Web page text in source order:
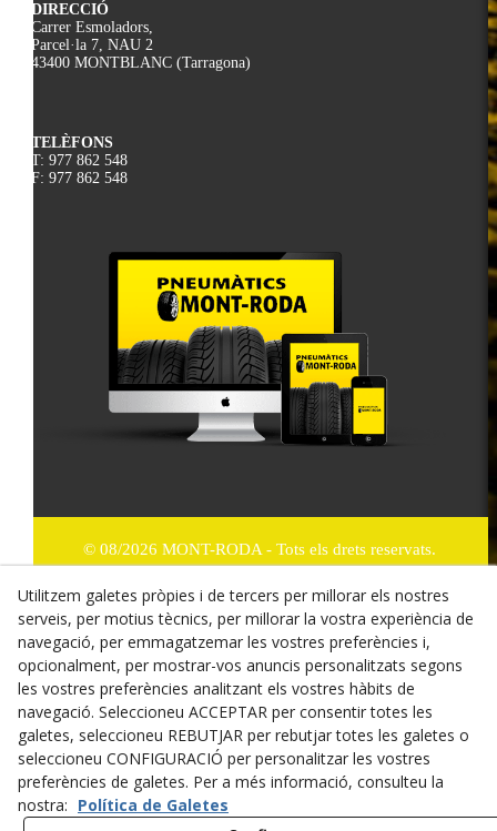
DIRECCIÓ
Carrer Esmoladors,
Parcel·la 7, NAU 2
43400 MONTBLANC (Tarragona)
TELÈFONS
T: 977 862 548
F: 977 862 548
© 08/2026 MONT-RODA - Tots els drets reservats.
Política de Privacitat
Termes i condicions de compra
Dret de desistiment
Cookies
Mapa Web
Utilitzem galetes pròpies i de tercers per millorar els nostres
serveis, per motius tècnics, per millorar la vostra experiència de
navegació, per emmagatzemar les vostres preferències i,
opcionalment, per mostrar-vos anuncis personalitzats segons
les vostres preferències analitzant els vostres hàbits de
navegació. Seleccioneu ACCEPTAR per consentir totes les
galetes, seleccioneu REBUTJAR per rebutjar totes les galetes o
seleccioneu CONFIGURACIÓ per personalitzar les vostres
preferències de galetes. Per a més informació, consulteu la
nostra: Política de Galetes